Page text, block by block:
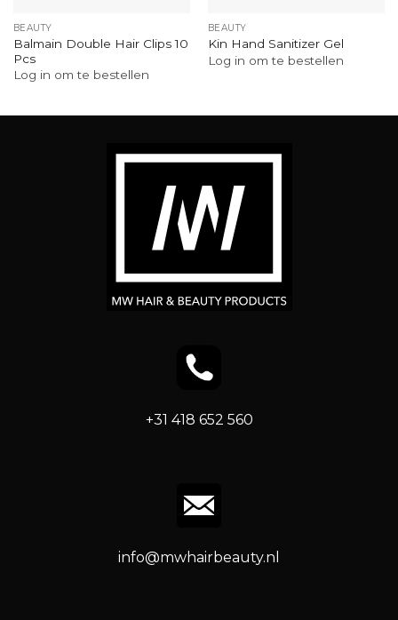
BEAUTY
Balmain Double Hair Clips 10
Pcs
Log in om te bestellen
BEAUTY
Kin Hand Sanitizer Gel
Log in om te bestellen
+31 418 652 560
info@mwhairbeauty.nl